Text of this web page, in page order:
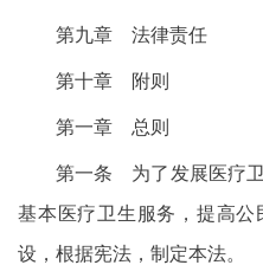
第九章 法律责任
第十章 附则
第一章 总则
第一条 为了发展医疗
基本医疗卫生服务，提高
设，根据宪法，制定本法。